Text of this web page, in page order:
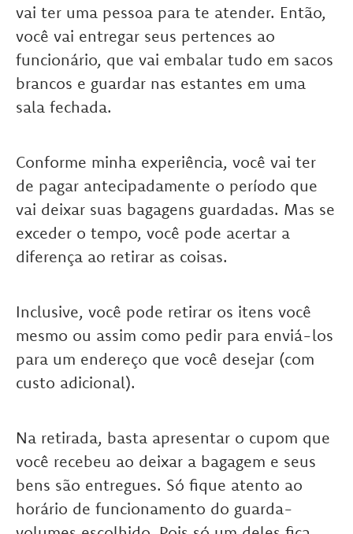
vai ter uma pessoa para te atender. Então,
você vai entregar seus pertences ao
funcionário, que vai embalar tudo em sacos
brancos e guardar nas estantes em uma
sala fechada.
Conforme minha experiência, você vai ter
de pagar antecipadamente o período que
vai deixar suas bagagens guardadas. Mas se
exceder o tempo, você pode acertar a
diferença ao retirar as coisas.
Inclusive, você pode retirar os itens você
mesmo ou assim como pedir para enviá-los
para um endereço que você desejar (com
custo adicional).
Na retirada, basta apresentar o cupom que
você recebeu ao deixar a bagagem e seus
bens são entregues. Só fique atento ao
horário de funcionamento do guarda-